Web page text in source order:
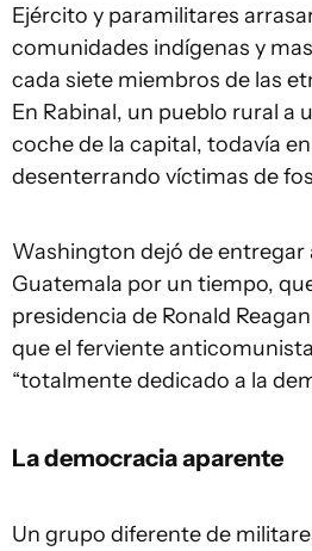
Ejército y paramilitares
comunidades indígenas y
cada siete miembros de las
En Rabinal, un pueblo rural a
coche de la capital, todavía
desenterrando víctimas de
Washington dejó de entregar
Guatemala por un tiempo,
presidencia de Ronald
que el ferviente
“totalmente dedicado a la
La democracia aparente
Un grupo diferente de